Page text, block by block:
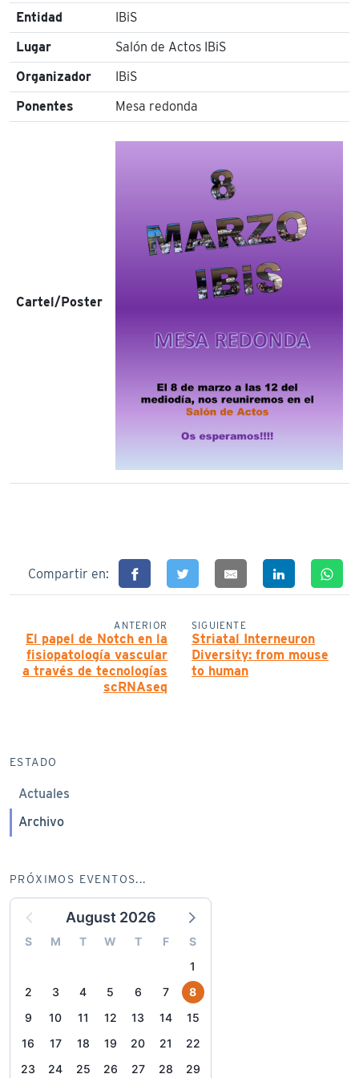
Entidad
IBiS
Lugar
Salón de Actos IBiS
Organizador
IBiS
Ponentes
Mesa redonda
Cartel/Poster
Compartir en:
ANTERIOR
El papel de Notch en la
fisiopatología vascular
a través de tecnologías
scRNAseq
SIGUIENTE
Striatal Interneuron
Diversity: from mouse
to human
ESTADO
Actuales
Archivo
PRÓXIMOS EVENTOS...
August 2026
S M T W T F
S
1
2
3 4 5 6 7
8
9
10 11 12 13 14
15
16
17 18 19 20 21
22
23
24 25 26 27 28 29